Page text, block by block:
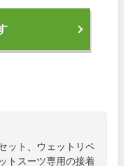
ット、ウェットリペ
トスーツ専用の接着